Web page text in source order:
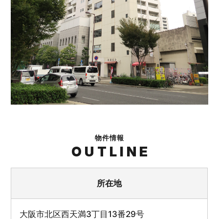
物件情報
OUTLINE
所在地
大阪市北区西天満3丁目13番29号